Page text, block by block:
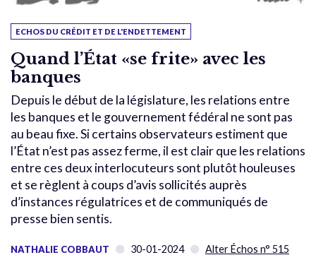
ECHOS DU CRÉDIT ET DE L'ENDETTEMENT
Quand l’État «se frite» avec les
banques
Depuis le début de la législature, les relations entre
les banques et le gouvernement fédéral ne sont pas
au beau fixe. Si certains observateurs estiment que
l’État n’est pas assez ferme, il est clair que les relations
entre ces deux interlocuteurs sont plutôt houleuses
et se règlent à coups d’avis sollicités auprès
d’instances régulatrices et de communiqués de
presse bien sentis.
NATHALIE COBBAUT 30-01-2024 Alter Échos n° 515